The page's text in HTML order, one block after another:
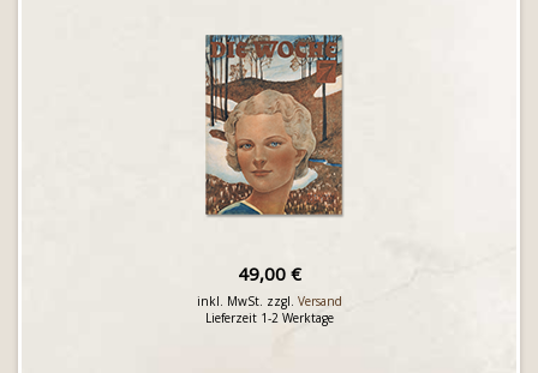
49,00 €
inkl. MwSt. zzgl. Versand
Lieferzeit 1-2 Werktage